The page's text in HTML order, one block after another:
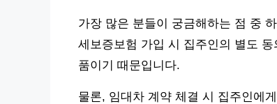
가장 많은 분들이 궁금해하는 점 중
세보증보험 가입 시 집주인의 별도
품이기 때문입니다.
물론, 임대차 계약 체결 시 집주인에